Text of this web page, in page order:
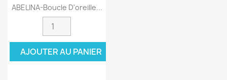
ABELINA-Boucle D'oreille...
AJOUTER AU PANIER